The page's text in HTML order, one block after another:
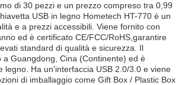
di 30 pezzi e un prezzo compreso tra 0,99
USB in legno Hometech HT-770 è un
e a prezzi accessibili. Viene fornito con
ed è certificato CE/FCC/RoHS,garantire
standard di qualità e sicurezza. Il
a Guangdong, Cina (Continente) ed è
legno. Ha un'interfaccia USB 2.0/3.0 e viene
di imballaggio come Gift Box / Plastic Box